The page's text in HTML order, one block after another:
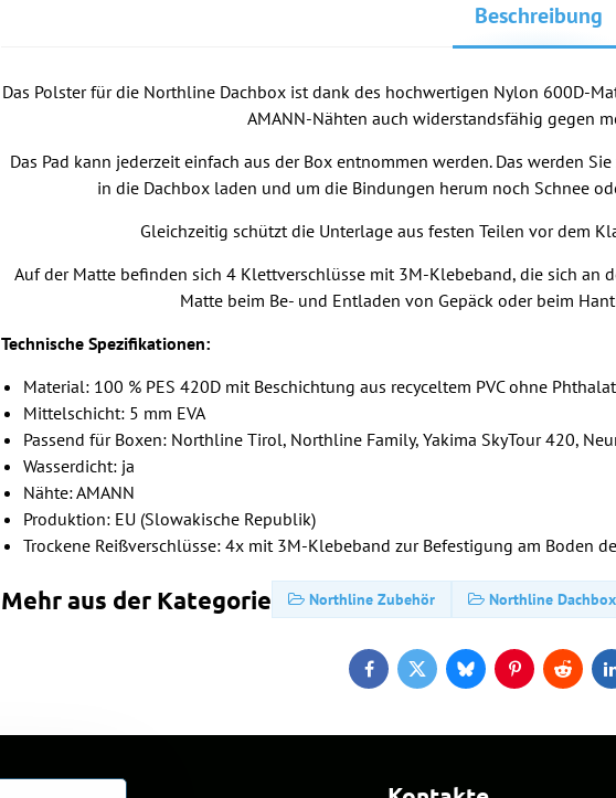
Beschreibung
Das Polster für die Northline Dachbox ist dank des hochwertigen Nylon 600D-
AMANN-Nähten auch widerstandsfähig gegen
Das Pad kann jederzeit einfach aus der Box entnommen werden. Das werden
in die Dachbox laden und um die Bindungen herum noch Schnee
Gleichzeitig schützt die Unterlage aus festen Teilen vor dem
Auf der Matte befinden sich 4 Klettverschlüsse mit 3M-Klebeband, die sich an
Matte beim Be- und Entladen von Gepäck oder beim
Technische Spezifikationen:
Material: 100 % PES 420D mit Beschichtung aus recyceltem PVC ohne
Mittelschicht: 5 mm EVA
Passend für Boxen: Northline Tirol, Northline Family, Yakima SkyTour 420,
Wasserdicht: ja
Nähte: AMANN
Produktion: EU (Slowakische Republik)
Trockene Reißverschlüsse: 4x mit 3M-Klebeband zur Befestigung am Boden
Mehr aus der Kategorie Northline Zubehör Northline
FacebookTwitterBlueskyPinterestReddit